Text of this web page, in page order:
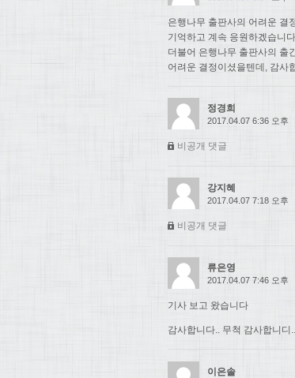
은행나무 출판사의 어려운 결
기억하고 계속 응원하겠습니다
더불어 은행나무 출판사의 출
어려운 결정이셨을텐데, 감사
정경희
2017.04.07 6:36 오후
비공개 댓글
강지혜
2017.04.07 7:18 오후
비공개 댓글
류은영
2017.04.07 7:46 오후
기사 보고 왔습니다
감사합니다.. 무척 감사합니디
이은솔